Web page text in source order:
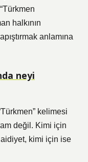
halkının
anlamına
neyi
kelimesi
değil. Kimi için
kimi için ise